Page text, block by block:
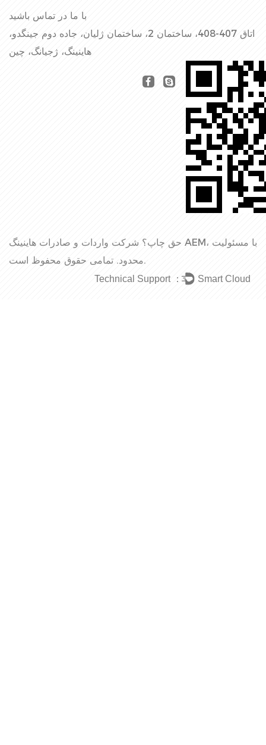
با ما در تماس باشید
اتاق 407-408، ساختمان 2، ساختمان ژلیان، جاده دوم جینگدو،
هاینینگ، ژجیانگ، چین
حق چاپ؟ شرکت واردات و صادرات هاینینگ AEM، با مسئولیت
محدود.تمامی حقوق محفوظ است.
Technical Support ： Smart Cloud